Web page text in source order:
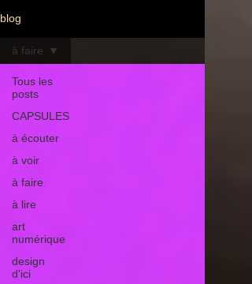
blog
Tous les
posts
CAPSULES
à écouter
à voir
à faire
à lire
art
numérique
design
d'ici
à faire